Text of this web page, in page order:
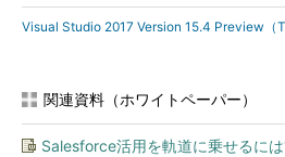
Visual Studio 2017 Version 15.4 Preview（
関連資料（ホワイトペーパー）
Salesforce活用を軌道に乗せるに